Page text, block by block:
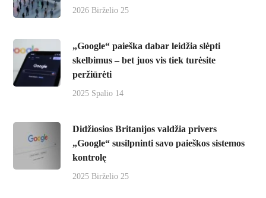
2026 Birželio 25
„Google“ paieška dabar leidžia slėpti
skelbimus – bet juos vis tiek turėsite
peržiūrėti
2025 Spalio 14
Didžiosios Britanijos valdžia privers
„Google“ susilpninti savo paieškos sistemos
kontrolę
2025 Birželio 25